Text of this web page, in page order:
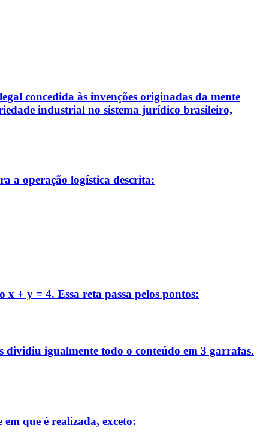
concedida às invenções originadas da mente
industrial no sistema jurídico brasileiro,
a operação logística descrita:
+ y = 4. Essa reta passa pelos pontos:
igualmente todo o conteúdo em 3 garrafas.
que é realizada, exceto: